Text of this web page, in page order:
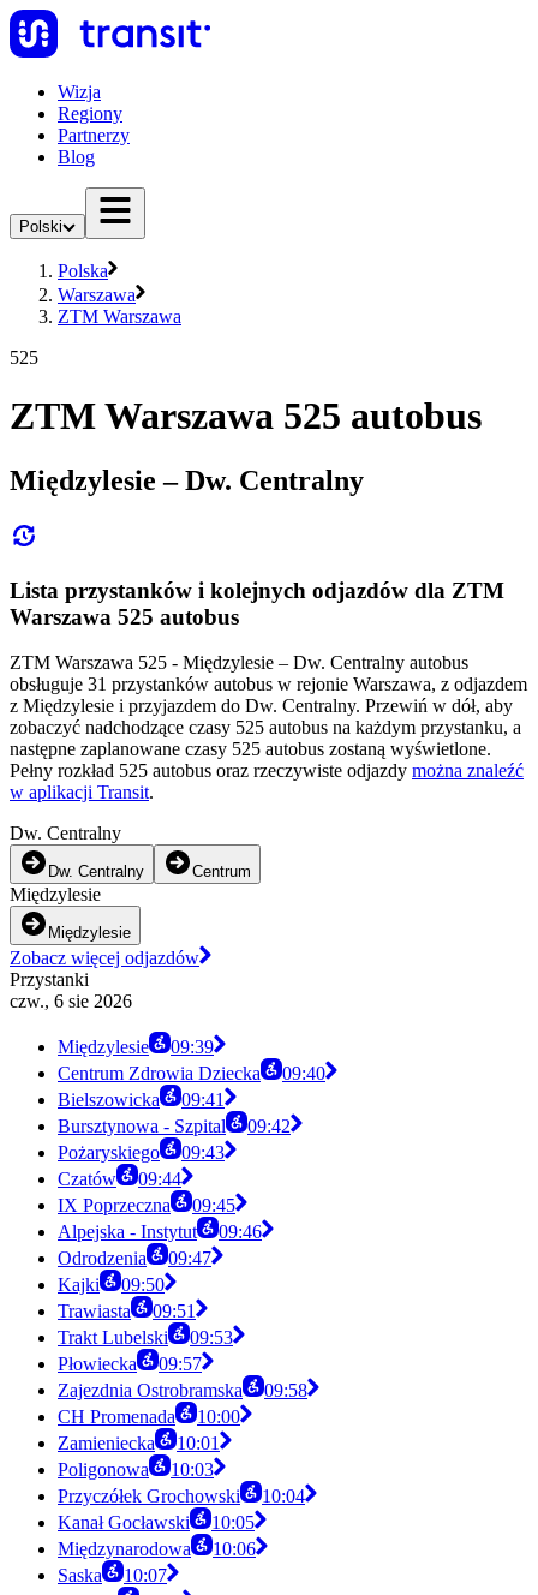
Wizja
Regiony
Partnerzy
Blog
Polski
Polska
Warszawa
ZTM Warszawa
525
ZTM Warszawa 525 autobus
Międzylesie – Dw. Centralny
Lista przystanków i kolejnych odjazdów dla ZTM
Warszawa 525 autobus
ZTM Warszawa 525 - Międzylesie – Dw. Centralny autobus
obsługuje 31 przystanków autobus w rejonie Warszawa, z odjazdem
z Międzylesie i przyjazdem do Dw. Centralny. Przewiń w dół, aby
zobaczyć nadchodzące czasy 525 autobus na każdym przystanku, a
następne zaplanowane czasy 525 autobus zostaną wyświetlone.
Pełny rozkład 525 autobus oraz rzeczywiste odjazdy można znaleźć
w aplikacji Transit.
Dw. Centralny
Dw. Centralny Centrum
Międzylesie
Międzylesie
Zobacz więcej odjazdów
Przystanki
czw., 6 sie 2026
Międzylesie
09:39
Centrum Zdrowia Dziecka
09:40
Bielszowicka
09:41
Bursztynowa - Szpital
09:42
Pożaryskiego
09:43
Czatów
09:44
IX Poprzeczna
09:45
Alpejska - Instytut
09:46
Odrodzenia
09:47
Kajki
09:50
Trawiasta
09:51
Trakt Lubelski
09:53
Płowiecka
09:57
Zajezdnia Ostrobramska
09:58
CH Promenada
10:00
Zamieniecka
10:01
Poligonowa
10:03
Przyczółek Grochowski
10:04
Kanał Gocławski
10:05
Międzynarodowa
10:06
Saska
10:07